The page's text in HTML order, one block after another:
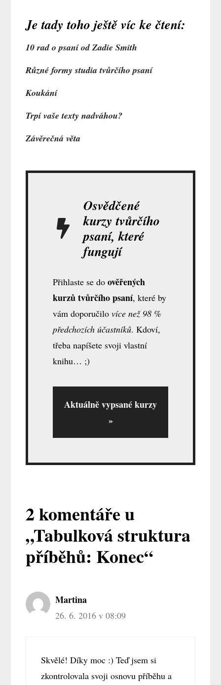
Je tady toho ještě víc ke čtení:
10 rad o psaní od Zadie Smith
Různé formy studia tvůrčího psaní
Koukání
Trpí vaše texty nadváhou?
Závěrečná věta
Osvědčené
kurzy tvůrčího
psaní, které
fungují
Přihlaste se doověřených
kurzů tvůrčího psaní, které by
vám doporučilovíce než 98 %
předchozích účastníků. Kdoví,
třeba napíšete svoji vlastní
knihu… ;)
Aktuálně vypsané kurzy
»
2 komentáře u
„Tabulková struktura
příběhů: Konec“
Martina
26. 6. 2016 v 08:09
Skvělé! Díky moc :) Teď jsem si
zkontrolovala svoji osnovu příběhu a